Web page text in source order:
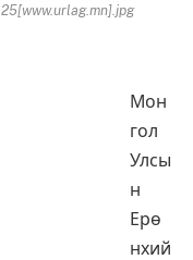
Мон
гол
Улсы
н
Ерө
нхий